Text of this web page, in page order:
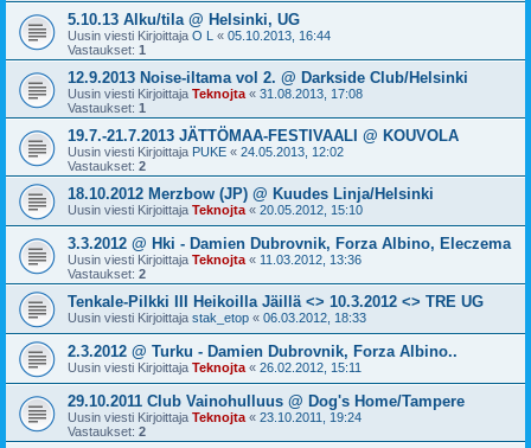
5.10.13 Alku/tila @ Helsinki, UG
Uusin viesti Kirjoittaja O L « 05.10.2013, 16:44
Vastaukset: 1
12.9.2013 Noise-iltama vol 2. @ Darkside Club/Helsinki
Uusin viesti Kirjoittaja Teknojta « 31.08.2013, 17:08
Vastaukset: 1
19.7.-21.7.2013 JÄTTÖMAA-FESTIVAALI @ KOUVOLA
Uusin viesti Kirjoittaja PUKE « 24.05.2013, 12:02
Vastaukset: 2
18.10.2012 Merzbow (JP) @ Kuudes Linja/Helsinki
Uusin viesti Kirjoittaja Teknojta « 20.05.2012, 15:10
3.3.2012 @ Hki - Damien Dubrovnik, Forza Albino, Eleczema
Uusin viesti Kirjoittaja Teknojta « 11.03.2012, 13:36
Vastaukset: 2
Tenkale-Pilkki III Heikoilla Jäillä <> 10.3.2012 <> TRE UG
Uusin viesti Kirjoittaja stak_etop « 06.03.2012, 18:33
2.3.2012 @ Turku - Damien Dubrovnik, Forza Albino..
Uusin viesti Kirjoittaja Teknojta « 26.02.2012, 15:11
29.10.2011 Club Vainohulluus @ Dog's Home/Tampere
Uusin viesti Kirjoittaja Teknojta « 23.10.2011, 19:24
Vastaukset: 2